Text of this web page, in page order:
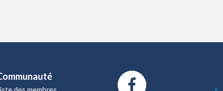
des membres